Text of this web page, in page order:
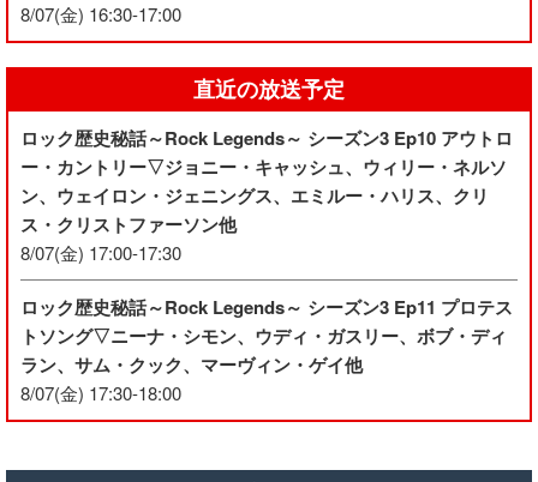
8/07(金) 16:30-17:00
直近の放送予定
ロック歴史秘話～Rock Legends～ シーズン3 Ep10 アウトロ
ー・カントリー▽ジョニー・キャッシュ、ウィリー・ネルソ
ン、ウェイロン・ジェニングス、エミルー・ハリス、クリ
ス・クリストファーソン他
8/07(金) 17:00-17:30
ロック歴史秘話～Rock Legends～ シーズン3 Ep11 プロテス
トソング▽ニーナ・シモン、ウディ・ガスリー、ボブ・ディ
ラン、サム・クック、マーヴィン・ゲイ他
8/07(金) 17:30-18:00